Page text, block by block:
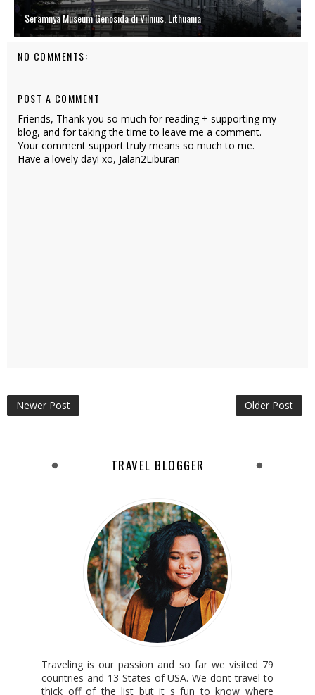
Seramnya Museum Genosida di Vilnius, Lithuania
NO COMMENTS:
POST A COMMENT
Friends, Thank you so much for reading + supporting my
blog, and for taking the time to leave me a comment.
Your comment support truly means so much to me.
Have a lovely day! xo, Jalan2Liburan
Newer Post Older Post
TRAVEL BLOGGER
Traveling is our passion and so far we visited 79
countries and 13 States of USA. We dont travel to
thick off of the list but it s fun to know where